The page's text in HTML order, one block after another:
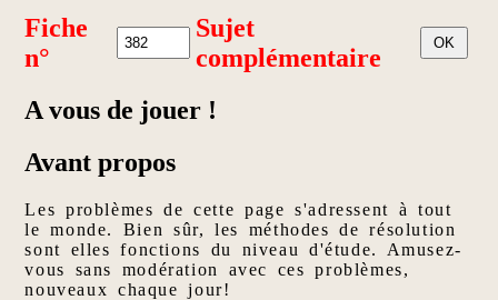
Fiche
n°
Sujet
complémentaire
A vous de jouer !
Avant propos
Les problèmes de cette page s'adressent à tout
le monde. Bien sûr, les méthodes de résolution
sont elles fonctions du niveau d'étude. Amusez-
vous sans modération avec ces problèmes,
nouveaux chaque jour!